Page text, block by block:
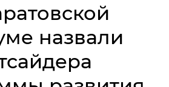
назвали